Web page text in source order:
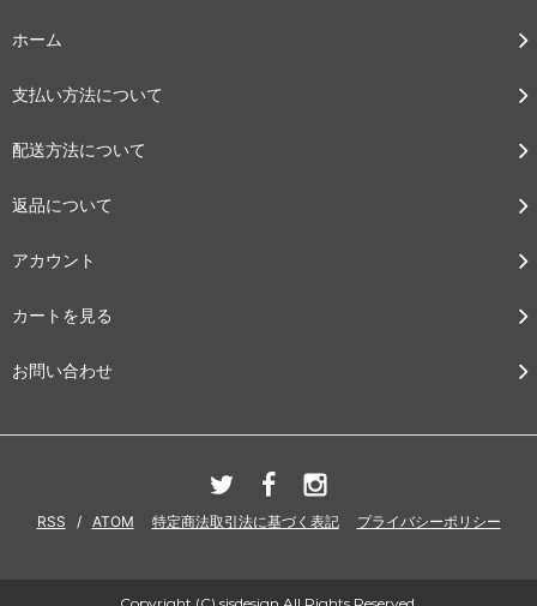
ホーム
支払い方法について
配送方法について
返品について
アカウント
カートを見る
お問い合わせ
RSS / ATOM 特定商法取引法に基づく表記 プライバシーポリシー